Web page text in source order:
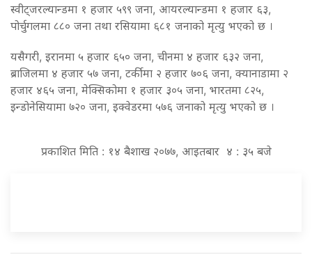
स्वीट्जरल्यान्डमा १ हजार ५९९ जना, आयरल्यान्डमा १ हजार ६३,
पोर्चुगलमा ८८० जना तथा रसियामा ६८१ जनाको मृत्यु भएको छ ।
यसैगरी, इरानमा ५ हजार ६५० जना, चीनमा ४ हजार ६३२ जना,
ब्राजिलमा ४ हजार ५७ जना, टर्कीमा २ हजार ७०६ जना, क्यानाडामा २
हजार ४६५ जना, मेक्सिकोमा १ हजार ३०५ जना, भारतमा ८२५,
इन्डोनेसियामा ७२० जना, इक्वेडरमा ५७६ जनाको मृत्यु भएको छ ।
प्रकाशित मिति : १४ बैशाख २०७७, आइतबार ४ : ३५ बजे